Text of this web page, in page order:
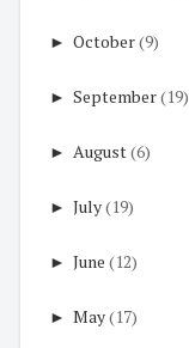
► October(9)
► September(19)
► August(6)
► July(19)
► June (12)
► May(17)